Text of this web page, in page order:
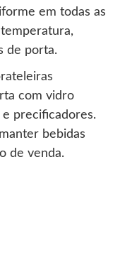
em todas as
de porta.
com vidro
precificadores.
bebidas
de venda.